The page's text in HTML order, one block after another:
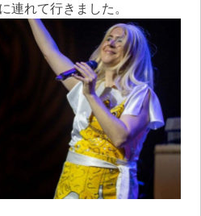
連れて行きました。